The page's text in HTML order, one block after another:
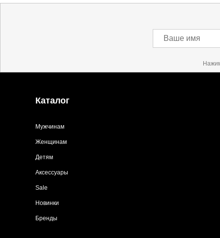
Ваше имя
Каталог
Мужчинам
Женщинам
Детям
Аксессуары
Sale
Новинки
Бренды